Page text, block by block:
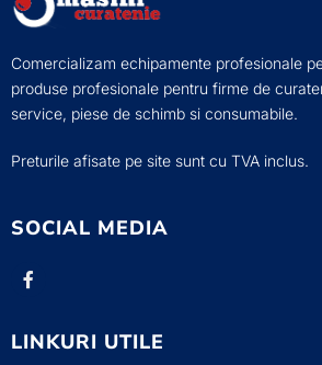
Comercializam echipamente profesionale
produse profesionale pentru firme de
service, piese de schimb si consumabile.
Preturile afisate pe site sunt cu TVA inclus.
SOCIAL MEDIA
LINKURI UTILE